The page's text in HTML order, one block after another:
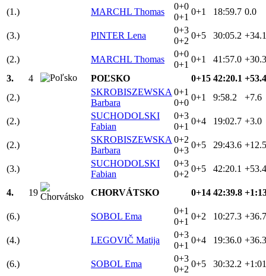
(1.) MARCHL Thomas
0+0
0+1
0+1 18:59.7 0.0
(3.) PINTER Lena
0+3
0+2
0+5 30:05.2 +34.1
(2.) MARCHL Thomas
0+0
0+1
0+1 41:57.0 +30.3
3.
4 POĽSKO 0+15 42:20.1 +53.4
(2.)
SKROBISZEWSKA
Barbara
0+1
0+0
0+1 9:58.2 +7.6
(2.)
SUCHODOLSKI
Fabian
0+3
0+1
0+4 19:02.7 +3.0
(2.)
SKROBISZEWSKA
Barbara
0+2
0+3
0+5 29:43.6 +12.5
(3.)
SUCHODOLSKI
Fabian
0+3
0+2
0+5 42:20.1 +53.4
4. 19 CHORVÁTSKO 0+14 42:39.8
(6.) SOBOL Ema
0+1
0+1
0+2 10:27.3 +36.7
(4.) LEGOVIČ Matija
0+3
0+1
0+4 19:36.0 +36.3
(6.) SOBOL Ema
0+3
0+2
0+5 30:32.2